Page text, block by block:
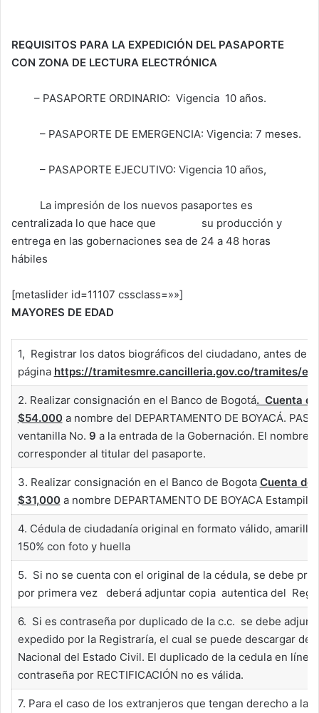
REQUISITOS PARA LA EXPEDICIÓN DEL PASAPORTE
CON ZONA DE LECTURA ELECTRÓNICA
– PASAPORTE ORDINARIO: Vigencia 10 años.
– PASAPORTE DE EMERGENCIA: Vigencia: 7 meses.
– PASAPORTE EJECUTIVO: Vigencia 10 años,
La impresión de los nuevos pasaportes es
centralizada lo que hace que su producción y
entrega en las gobernaciones sea de 24 a 48 horas
hábiles
[metaslider id=11107 cssclass=»»]
MAYORES DE EDAD
1, Registrar los datos biográficos del ciudadano, antes de
página https://tramitesmre.cancilleria.gov.co/tramites/
2. Realizar consignación en el Banco de Bogotá. Cuenta
$54.000a nombre del DEPARTAMENTO DE BOYACÁ.
ventanilla No. 9 a la entrada de la Gobernación. El nombre
corresponder al titular del pasaporte.
3. Realizar consignación en el Banco de Bogota Cuenta de
$31,000a nombre DEPARTAMENTO DE BOYACA
4. Cédula de ciudadanía original en formato válido, amarilla
150% con foto y huella
5. Si no se cuenta con el original de la cédula, se debe
por primera vez deberá adjuntar copia autentica del
6. Si es contraseña por duplicado de la c.c. se debe
expedido por la Registraría, el cual se puede descargar de
Nacional del Estado Civil. El duplicado de la cedula en
contraseña por RECTIFICACIÓN no es válida.
7. Para el caso de los extranjeros que tengan derecho a la